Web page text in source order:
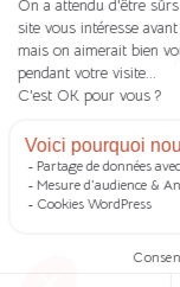
Cet